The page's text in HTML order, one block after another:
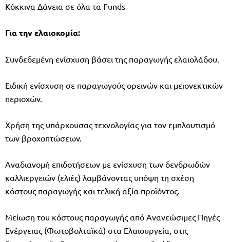
Κόκκινα Δάνεια σε όλα τα Funds
Για την ελαιοκομία:
Συνδεδεμένη ενίσχυση βάσει της παραγωγής ελαιολάδου.
Ειδική ενίσχυση σε παραγωγούς ορεινών και μειονεκτικών
περιοχών.
Χρήση της υπάρχουσας τεχνολογίας για τον εμπλουτισμό
των βροχοπτώσεων.
Αναδιανομή επιδοτήσεων με ενίσχυση των δενδρωδών
καλλιεργειών (ελιές) λαμβάνοντας υπόψη τη σχέση
κόστους παραγωγής και τελική αξία προϊόντος.
Μείωση του κόστους παραγωγής από Ανανεώσιμες Πηγές
Ενέργειας (Φωτοβολταϊκά) στα Ελαιουργεία, στις